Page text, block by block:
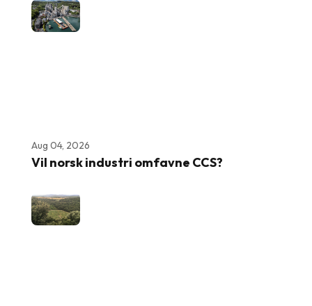
Aug 04, 2026
Vil norsk industri omfavne CCS?